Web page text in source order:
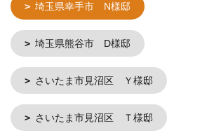
埼玉県幸手市 N様邸
埼玉県熊谷市 D様邸
さいたま市見沼区 Ｙ様邸
さいたま市見沼区 Ｔ様邸